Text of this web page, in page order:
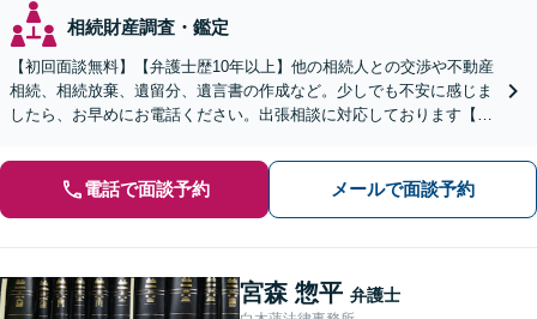
相続財産調査・鑑定
【初回面談無料】【弁護士歴10年以上】他の相続人との交渉や不動産
相続、相続放棄、遺留分、遺言書の作成など。少しでも不安に感じま
したら、お早めにお電話ください。出張相談に対応しております【休
電話で面談予約 メールで面談予約
宮森 惣平 弁護士